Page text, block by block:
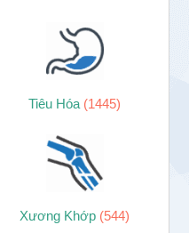
Tiêu Hóa (1445)
Xương Khớp (544)